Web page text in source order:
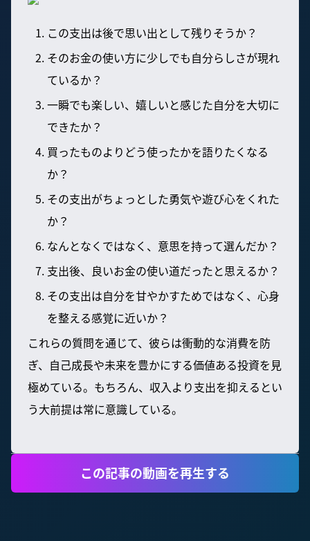
この支出は後で思い出として残りそうか？
そのお金の使い方に少しでも自分らしさが現れ
ているか？
一瞬でも楽しい、嬉しいと感じた自分を大切に
できたか？
買ったものよりどう使ったかを語りたくなる
か？
その支出がちょっとした勇気や遊び心をくれた
か？
なんとなくではなく、意思を持って選んだか？
支出後、良いお金の使い道だったと思えるか？
その支出は自分を甘やかすためではなく、心身
を整える感覚に近いか？
これらの質問を通じて、彼らは衝動的な消費を防
ぎ、自己成長や未来を豊かにする価値ある投資を見
極めている。もちろん、収入より支出を抑えるとい
う大前提は常に意識している。
この記事の動画を再生する